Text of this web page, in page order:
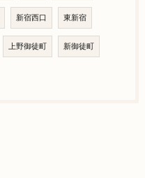
新宿西口 東新宿
上野御徒町 新御徒町